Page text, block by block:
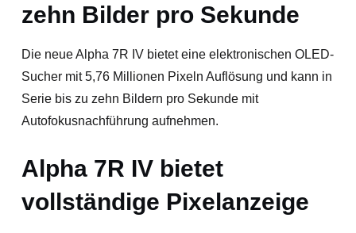
zehn Bilder pro Sekunde
Die neue Alpha 7R IV bietet eine elektronischen OLED-
Sucher mit 5,76 Millionen Pixeln Auflösung und kann in
Serie bis zu zehn Bildern pro Sekunde mit
Autofokusnachführung aufnehmen.
Alpha 7R IV bietet
vollständige Pixelanzeige